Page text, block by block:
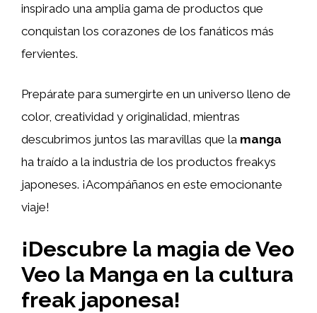
inspirado una amplia gama de productos que
conquistan los corazones de los fanáticos más
fervientes.
Prepárate para sumergirte en un universo lleno de
color, creatividad y originalidad, mientras
descubrimos juntos las maravillas que la manga
ha traído a la industria de los productos freakys
japoneses. ¡Acompáñanos en este emocionante
viaje!
¡Descubre la magia de Veo
Veo la Manga en la cultura
freak japonesa!